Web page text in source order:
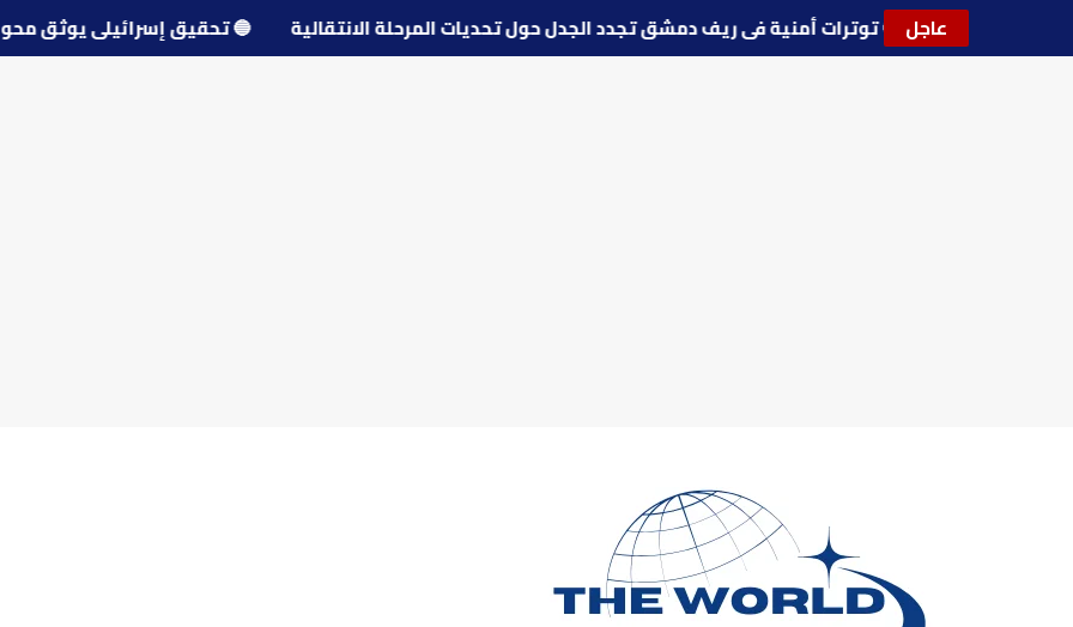
عاجل 🔵توترات أمنية في ريف دمشق تجدد الجدل حول تحديات المرحلة الانتقالية 🔵تحقيق إسرائيلي